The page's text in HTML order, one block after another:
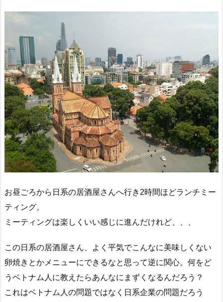
お昼ごろから日系の居酒屋さんへ行き2時間ほどランチミー
ティング。
ミーティングは楽しくいい感じに進んだけれど、、、
この日系の居酒屋さん、よく平気でこんなに美味しくない
卵焼きとかメニューにできるなと思って逆に関心。何をど
うベトナム人に教えたらあんなにまずくなるんだろう？
これはベトナム人の問題ではなく日系企業の問題だろう